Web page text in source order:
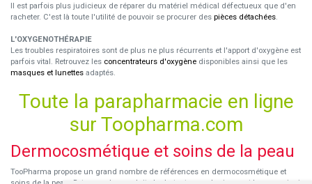
Il est parfois plus judicieux de réparer du matériel médical défectueux que d'en
racheter. C'est là toute l'utilité de pouvoir se procurer des pièces détachées.
L'OXYGENOTHÉRAPIE
Les troubles respiratoires sont de plus ne plus récurrents et l'apport d'oxygène est
parfois vital. Retrouvez les concentrateurs d'oxygène disponibles ainsi que les
masques et lunettes adaptés.
Toute la parapharmacie en ligne
sur Toopharma.com
Dermocosmétique et soins de la peau
TooPharma propose un grand nombre de références en dermocosmétique et